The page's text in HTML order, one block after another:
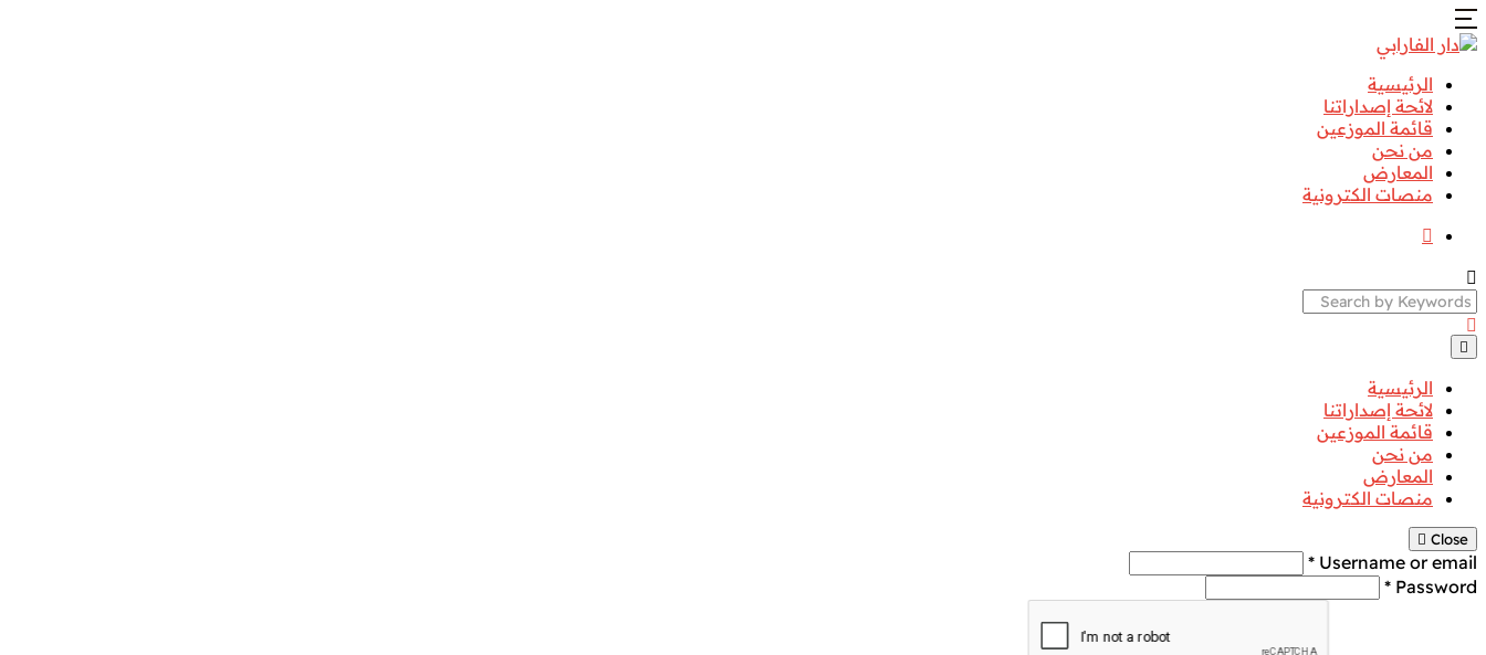
الرئيسية
لائحة إصداراتنا
قائمة الموزعين
من نحن
المعارض
منصات الكترونية
Search
الرئيسية
لائحة إصداراتنا
قائمة الموزعين
من نحن
المعارض
منصات الكترونية
Close
Username or email *
Password *